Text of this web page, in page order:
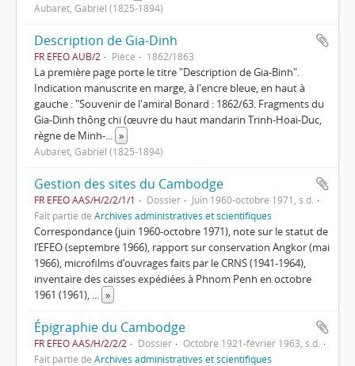
Aubaret, Gabriel (1825-1894)
Description de Gia-Dinh
FR EFEO AUB/2 Pièce 1862/1863
La première page porte le titre "Description de Gia-Binh".
Indication manuscrite en marge, à l'encre bleue, en haut à
gauche : "Souvenir de l'amiral Bonard : 1862/63. Fragments du
Gia-Dinh thông chi (œuvre du haut mandarin Trinh-Hoai-Duc,
règne de Minh-... »
Aubaret, Gabriel (1825-1894)
Gestion des sites du Cambodge
FR EFEO AAS/H/2/2/1/1 Dossier
Juin 1960-octobre 1971, s.d.
Fait partie de Archives administratives et scientifiques
Correspondance (juin 1960-octobre 1971), note sur le statut de
l’EFEO (septembre 1966), rapport sur conservation Angkor (mai
1966), microfilms d’ouvrages faits par le CRNS (1941-1964),
inventaire des caisses expédiées à Phnom Penh en octobre
1961 (1961), ... »
Épigraphie du Cambodge
FR EFEO AAS/H/2/2/2 Dossier
Octobre 1921-février 1963, s.d.
Fait partie de Archives administratives et scientifiques